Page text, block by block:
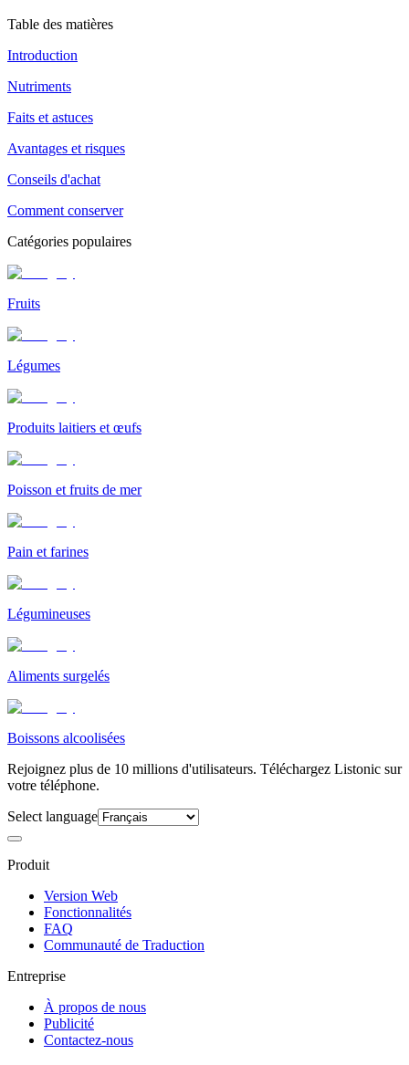
Table des matières
Introduction
Nutriments
Faits et astuces
Avantages et risques
Conseils d'achat
Comment conserver
Catégories populaires
Fruits
Légumes
Produits laitiers et œufs
Poisson et fruits de mer
Pain et farines
Légumineuses
Aliments surgelés
Boissons alcoolisées
Rejoignez plus de 10 millions d'utilisateurs. Téléchargez Listonic sur
votre téléphone.
Select language
Produit
Version Web
Fonctionnalités
FAQ
Communauté de Traduction
Entreprise
À propos de nous
Publicité
Contactez-nous